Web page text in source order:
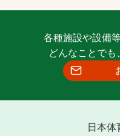
各種施設や設備
どんなことで
日本体